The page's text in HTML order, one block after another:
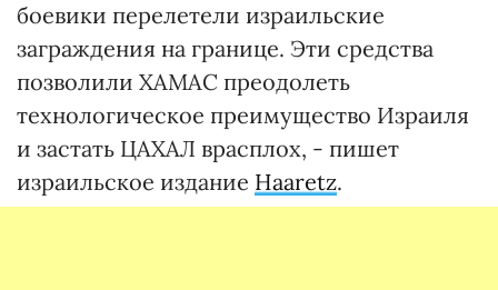
боевики перелетели израильские
заграждения на границе. Эти средства
позволили ХАМАС преодолеть
технологическое преимущество Израиля
и застать ЦАХАЛ врасплох, - пишет
израильское издание Haaretz.